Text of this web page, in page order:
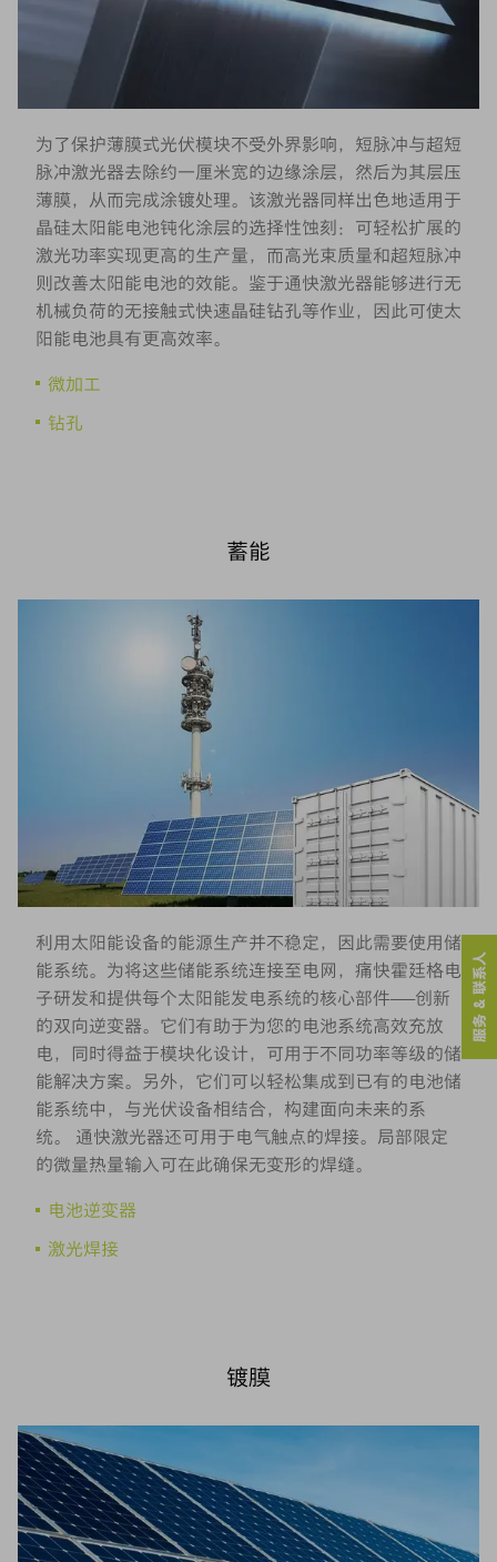
为了保护薄膜式光伏模块不受外界影响，短脉冲与超短
脉冲激光器去除约一厘米宽的边缘涂层，然后为其层压
薄膜，从而完成涂镀处理。该激光器同样出色地适用于
晶硅太阳能电池钝化涂层的选择性蚀刻：可轻松扩展的
激光功率实现更高的生产量，而高光束质量和超短脉冲
则改善太阳能电池的效能。鉴于通快激光器能够进行无
机械负荷的无接触式快速晶硅钻孔等作业，因此可使太
阳能电池具有更高效率。
微加工
钻孔
蓄能
利用太阳能设备的能源生产并不稳定，因此需要使用储
能系统。为将这些储能系统连接至电网，痛快霍廷格电
子研发和提供每个太阳能发电系统的核心部件——创新
的双向逆变器。它们有助于为您的电池系统高效充放
电，同时得益于模块化设计，可用于不同功率等级的储
能解决方案。另外，它们可以轻松集成到已有的电池储
能系统中，与光伏设备相结合，构建面向未来的系
统。 通快激光器还可用于电气触点的焊接。局部限定
的微量热量输入可在此确保无变形的焊缝。
电池逆变器
激光焊接
镀膜
服务 & 联系人